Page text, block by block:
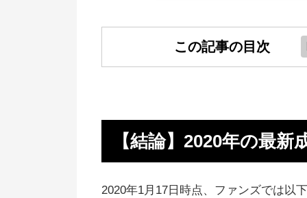
この記事の目次
仕組みは？Fundsはソーシャルレ
副業にもOK！安定したミドルリ
【結論】2020年の最新
2020年1月17日時点、ファンズでは以